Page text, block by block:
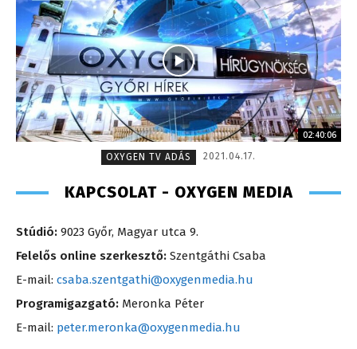
02:40:06
OXYGEN TV ADÁS
2021.04.17.
KAPCSOLAT - OXYGEN MEDIA
Stúdió: 9023 Győr, Magyar utca 9.
Felelős online szerkesztő: Szentgáthi Csaba
E-mail: csaba.szentgathi@oxygenmedia.hu
Programigazgató: Meronka Péter
E-mail: peter.meronka@oxygenmedia.hu